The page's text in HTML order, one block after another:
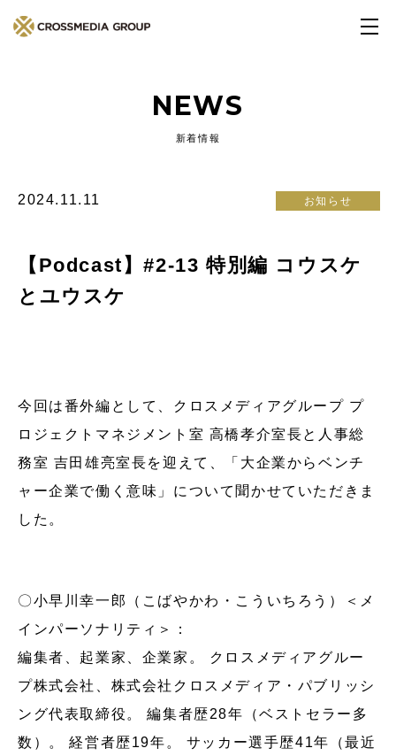
NEWS
新着情報
2024.11.11 お知らせ
【Podcast】#2-13 特別編 コウスケ
とユウスケ
今回は番外編として、クロスメディアグループ プ
ロジェクトマネジメント室 高橋孝介室長と人事総
務室 吉田雄亮室長を迎えて、「大企業からベンチ
ャー企業で働く意味」について聞かせていただきま
した。
〇小早川幸一郎（こばやかわ・こういちろう）＜メ
インパーソナリティ＞：
編集者、起業家、企業家。 クロスメディアグルー
プ株式会社、株式会社クロスメディア・パブリッシ
ング代表取締役。 編集者歴28年（ベストセラー多
数）。 経営者歴19年。 サッカー選手歴41年（最近